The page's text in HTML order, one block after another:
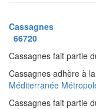
Cassagnes
66720
Cassagnes fait partie
Cassagnes adhère à la
Méditerranée
Cassagnes fait partie